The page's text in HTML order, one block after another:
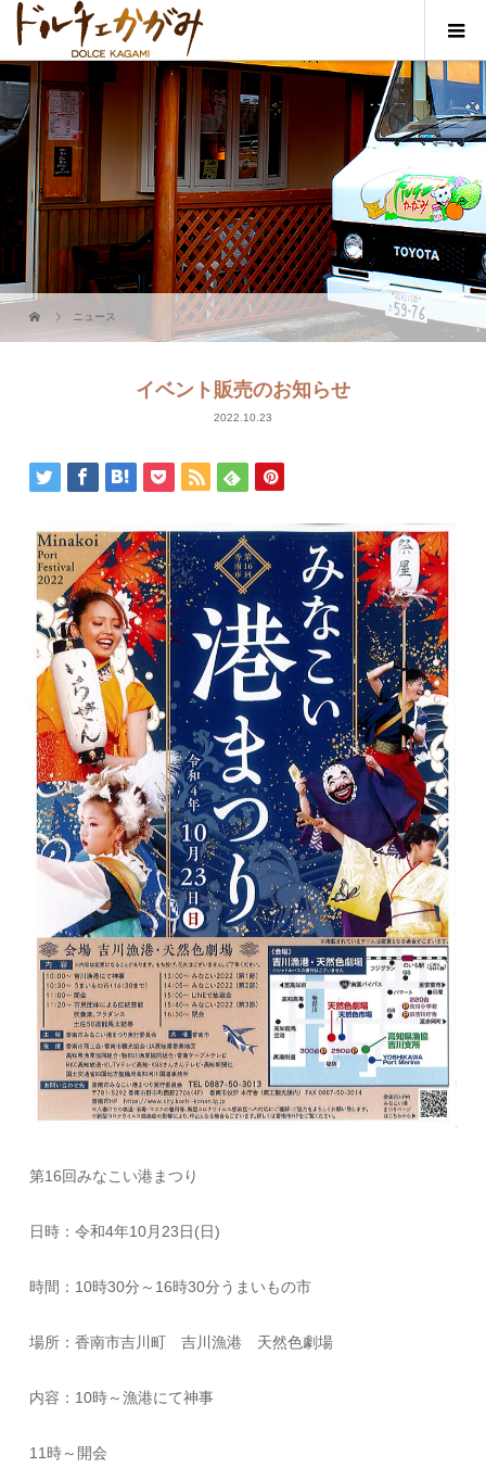
ニュース
イベント販売のお知らせ
2022.10.23
第16回みなこい港まつり
日時：令和4年10月23日(日)
時間：10時30分～16時30分うまいもの市
場所：香南市吉川町 吉川漁港 天然色劇場
内容：10時～漁港にて神事
11時～開会